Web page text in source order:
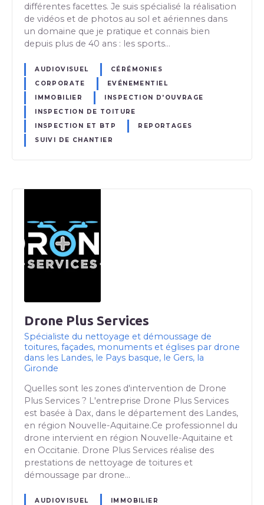
différentes facettes. Je suis spécialisé la réalisation
de vidéos et de photos au sol et aériennes dans
un domaine que je pratique et connais bien
depuis plus de 40 ans : les sports…
AUDIOVISUEL
CÉRÉMONIES
CORPORATE
EVÉNEMENTIEL
IMMOBILIER
INSPECTION D'OUVRAGE
INSPECTION DE TOITURE
INSPECTION ET BTP
REPORTAGES
SUIVI DE CHANTIER
Drone Plus Services
Spécialiste du nettoyage et démoussage de
toitures, façades, monuments et églises par drone
dans les Landes, le Pays basque, le Gers, la
Gironde
Quelles sont les zones d'intervention de Drone
Plus Services ? L'entreprise Drone Plus Services
est basée à Dax, dans le département des Landes,
en région Nouvelle-Aquitaine.Ce professionnel du
drone intervient en région Nouvelle-Aquitaine et
en Occitanie. Drone Plus Services réalise des
prestations de nettoyage de toitures et
démoussage par drone…
AUDIOVISUEL
IMMOBILIER